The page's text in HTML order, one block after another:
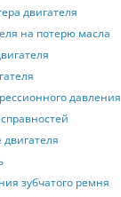
двигателя
на потерю масла
давления
зубчатого ремня